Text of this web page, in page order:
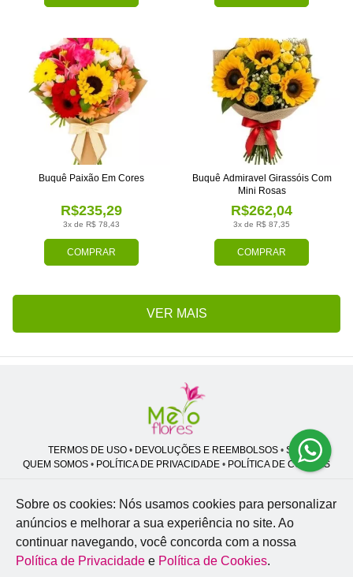
COMPRAR
3x de R$ 78,43
R$235,29
Buquê Paixão Em Cores
COMPRAR
3x de R$ 87,35
R$262,04
Buquê Admiravel Girassóis Com
Mini Rosas
VER MAIS
TERMOS DE USO• DEVOLUÇÕES E REEMBOLSOS• SAC
QUEM SOMOS • POLÍTICA DE PRIVACIDADE • POLÍTICA DE COOKIES
Melo Flores | CNPJ: 27.662.413/0001-98
Professor José Lourenço - Travessa cinco, 27 - Vila Zat - São Paulo - SP -
02.977-020
Sobre os cookies: Nós usamos cookies para personalizar
anúncios e melhorar a sua experiência no site. Ao
continuar navegando, você concorda com a nossa
Política de Privacidade e Política de Cookies.